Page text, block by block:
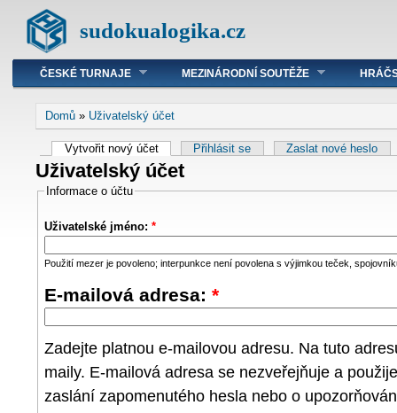
sudokualogika.cz
ČESKÉ TURNAJE MEZINÁRODNÍ SOUTĚŽE
Domů » Uživatelský účet
Vytvořit nový účet Přihlásit se Zaslat nové heslo
Uživatelský účet
Informace o účtu
Uživatelské jméno: *
Použití mezer je povoleno; interpunkce není povolena s výjimkou teček,
E-mailová adresa: *
Zadejte platnou e-mailovou adresu. Na tuto
maily. E-mailová adresa se nezveřejňuje a
zaslání zapomenutého hesla nebo o